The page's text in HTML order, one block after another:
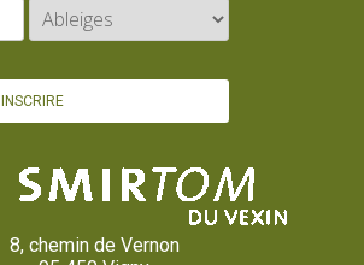
8, chemin de Vernon